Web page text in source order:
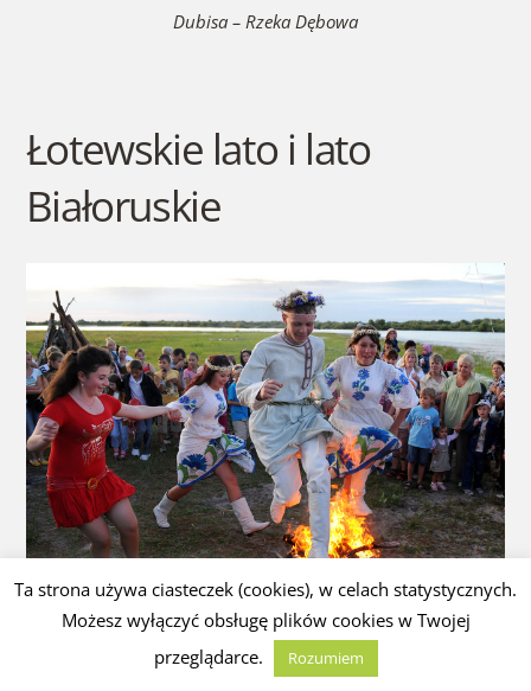
Dubisa – Rzeka Dębowa
Łotewskie lato i lato
Białoruskie
Pierwszy Dzień Lata – Święto Kupalne – pogranicze Litwy,
Łotwy i Białorusi
Ta strona używa ciasteczek (cookies), w celach statystycznych.
Możesz wyłączyć obsługę plików cookies w Twojej
przeglądarce.
Rozumiem